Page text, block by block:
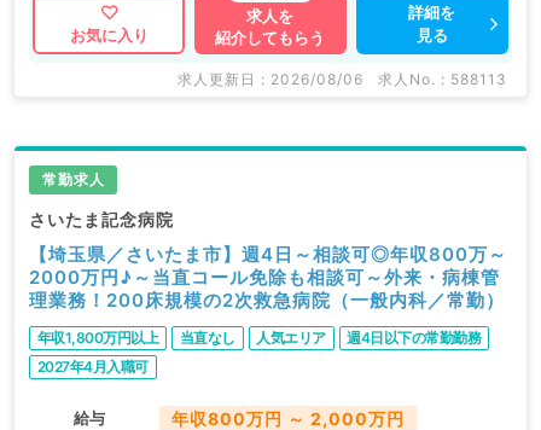
マイナビDOCTORでは病院やクリニックなどの医療機
関求人はもちろんのこと、
ます。
求人内容の詳細等はお気軽にお問合せ下さい。
お気に入り
求人を
紹介してもらう
詳細を
見る
求人更新日 : 2026/08/06 求人No. : 588113
常勤求人
さいたま記念病院
【埼玉県／さいたま市】週4日～相談可◎年収800万～
2000万円♪～当直コール免除も相談可～外来・病棟管
理業務！200床規模の2次救急病院（一般内科／常勤）
年収1,800万円以上 当直なし 人気エリア
週4日以下の常勤勤務
2027年4月入職可
給与 年収800万円 ～ 2,000万円